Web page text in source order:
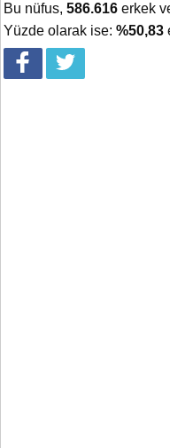
Bu nüfus, 586.616 erkek
Yüzde olarak ise: %50,83